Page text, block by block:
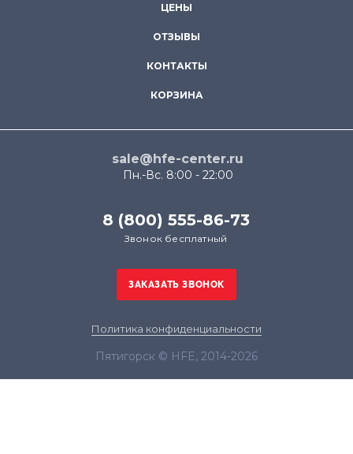
ЦЕНЫ
ОТЗЫВЫ
КОНТАКТЫ
КОРЗИНА
sale@hfe-center.ru
Пн.-Вс. 8:00 - 22:00
8 (800) 555-86-73
Звонок бесплатный
Политика конфиденциальности
Пятигорск © HFE, 2014-2026